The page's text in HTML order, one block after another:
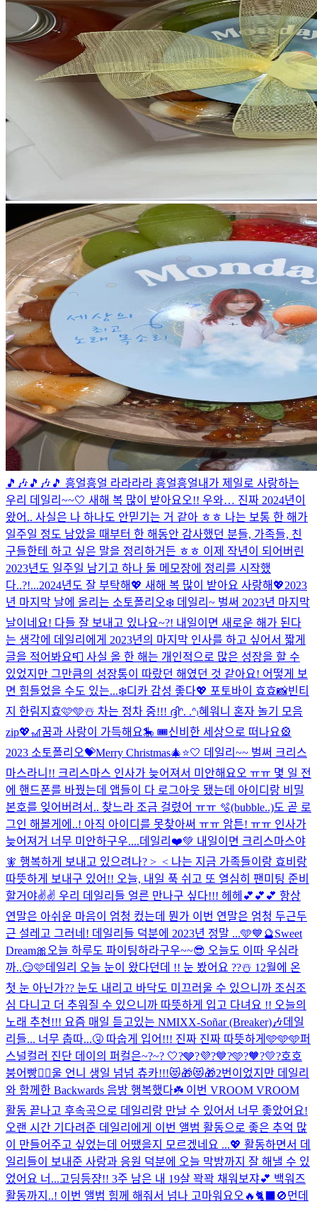
🎵🎶🎵🎶🎵 흥얼흥얼 라라라라 흥얼흥얼내가 제일로 사랑하는
우리 데일리~~🤍 새해 복 많이 받아요오!! 우와… 진짜 2024년이
왔어.. 사실은 나 하나도 안믿기는 거 같아 ㅎㅎ 나는 보통 한 해가
일주일 정도 남았을 때부터 한 해동안 감사했던 분들, 가족들, 친
구들한테 하고 싶은 말을 정리하거든 ㅎㅎ 이제 작년이 되어버린
2023년도 일주일 남기고 하나 둘 메모장에 정리를 시작했
다..?!...2024년도 잘 부탁해💖 새해 복 많이 받아요 사랑해💖2023
년 마지막 날에 올리는 소토폴리오❄️ 데일리~ 벌써 2023년 마지막
날이네요! 다들 잘 보내고 있나요~?! 내일이면 새로운 해가 된다
는 생각에 데일리에게 2023년의 마지막 인사를 하고 싶어서 짧게
글을 적어봐요📮 사실 올 한 해는 개인적으로 많은 성장을 할 수
있었지만 그만큼의 성장통이 따랐던 해였던 것 같아요! 어떻게 보
면 힘들었을 수도 있는...❄️디카 감성 좋다💖 포토바이 효효📸빈티
지 한림지효🩷🩵☃️ 차는 정차 중!!! ദ്ദിᐢ. .ᐢ₎혜워니 혼자 놀기 모음
zip💖🎢꿈과 사랑이 가득해요🎠 🎟️신비한 세상으로 떠나요🎡
2023 소토폴리오💝Merry Christmas🎄⭐️🤍 데일리~~ 벌써 크리스
마스라니!! 크리스마스 인사가 늦어져서 미안해요오 ㅠㅠ 몇 일 전
에 핸드폰를 바꿨는데 앱들이 다 로그아웃 됐는데 아이디랑 비밀
본호를 잊어버려서.. 찾느라 조금 걸렸어 ㅠㅠ 🫧(bubble..)도 곧 로
그인 해볼게에..! 아직 아이디를 못찾아써 ㅠㅠ 암튼! ㅠㅠ 인사가
늦어져거 너무 미안하구우....데일리❤️💚 내일이면 크리스마스야
🧚 행복하게 보내고 있으려나? >_< 나는 지금 가족들이랑 효비랑
따뜻하게 보내구 있어!! 오늘, 내일 푹 쉬고 또 열심히 팬미팅 준비
할거야✌️✌️ 우리 데일리들 얼른 만나구 싶다!!! 헤헤💕💕💕 항상
연말은 아쉬운 마음이 엄청 컸는데 뭔가 이번 연말은 엄청 두근두
근 설레고 그러네! 데일리들 덕분에 2023년 정말 ...🩵💙 🔮Sweet
Dream🎀 오늘 하루도 파이팅하라구우~~😎 오늘도 이따 우심라
까..😏🩷데일리 오늘 눈이 왔다던데 !! 눈 봤어요 ??☃️ 12월에 온
첫 눈 아닌가?? 눈도 내리고 바닥도 미끄러울 수 있으니까 조심조
심 다니고 더 추워질 수 있으니까 따뜻하게 입고 다녀요 !! 오늘의
노래 추천!!! 요즘 매일 듣고있는 NMIXX-Soñar (Breaker)🎶데일
리들... 너무 춥따...🤧 따숩게 입어!!! 진짜 진짜 따뜻하게🩵🩵🩵퍼
스널컬러 진단 데이의 퍼컬은~?~? 🤍?🩶?💜?💙?🩵?🧡?💛?호호
붕어빵❤️‍🔥울 언니 생일 넘넘 츄카!!!😻🎁😻🎁2번이었지만 데일리
와 함께한 Backwards 음방 행복했다☘️ 이번 VROOM VROOM
활동 끝나고 후속곡으로 데일리랑 만날 수 있어서 너무 좋았어요!
오랜 시간 기다려준 데일리에게 이번 앨범 활동으로 좋은 추억 많
이 만들어주고 싶었는데 어땠을지 모르겠네요 ...💖 활동하면서 데
일리들이 보내준 사랑과 응원 덕분에 오늘 막방까지 잘 해낼 수 있
었어요 너...고딩등쟝!! 3주 남은 내 19살 꽉꽉 채워보쟈💕 백워즈
활동까지..! 이번 앨범 힘께 해줘서 넘나 고마워요오🔥🐈‍⬛🚫먼데